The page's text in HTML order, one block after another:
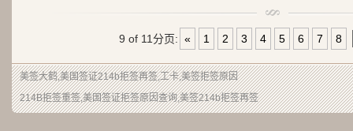
9 of 11分页: « 1 2 3 4 5 6 7 8
美签大鹤,美国签证214b拒签再签,工卡,美签拒签原因
214B拒签重签,美国签证拒签原因查询,美签214b拒签再签